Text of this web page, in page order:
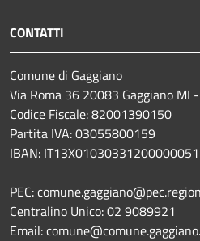
CONTATTI
Comune di Gaggiano
Via Roma 36 20083 Gaggiano MI
Codice Fiscale: 82001390150
Partita IVA: 03055800159
IBAN:
PEC:
Centralino Unico: 02 9089921
Email: